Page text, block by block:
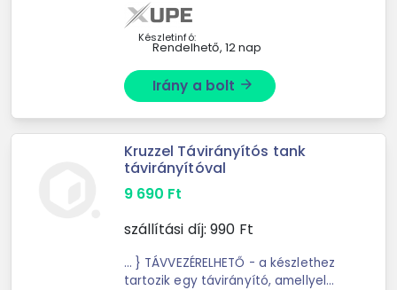
Újratölthető (nem tartozék)Autó
mérete: 34 x ...
Készletinfó:
Rendelhető, 12 nap
Irány a bolt arrow_forward
Kruzzel Távirányítós tank
távirányítóval
9 690 Ft
szállítási díj: 990 Ft
... } TÁVVEZÉRELHETŐ - a készlethez
tartozik egy távirányító, amellyel